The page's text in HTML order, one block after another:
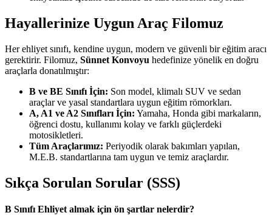
Hayallerinize Uygun Araç Filomuz
Her ehliyet sınıfı, kendine uygun, modern ve güvenli bir eğitim aracı
gerektirir. Filomuz, Sünnet Konvoyu hedefinize yönelik en doğru
araçlarla donatılmıştır:
B ve BE Sınıfı İçin: Son model, klimalı SUV ve sedan
araçlar ve yasal standartlara uygun eğitim römorkları.
A, A1 ve A2 Sınıfları İçin: Yamaha, Honda gibi markaların,
öğrenci dostu, kullanımı kolay ve farklı güçlerdeki
motosikletleri.
Tüm Araçlarımız: Periyodik olarak bakımları yapılan,
M.E.B. standartlarına tam uygun ve temiz araçlardır.
Sıkça Sorulan Sorular (SSS)
B Sınıfı Ehliyet almak için ön şartlar nelerdir?